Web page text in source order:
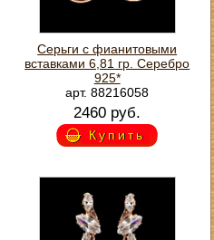
Серьги с фианитовыми
вставками 6,81 гр. Серебро
925*
арт. 88216058
2460 руб.
Купить